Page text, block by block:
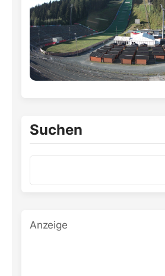
Suchen
Anzeige